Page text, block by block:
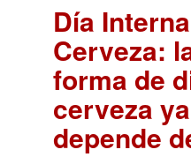
Día
Cerveza:
forma de
cerveza
depende